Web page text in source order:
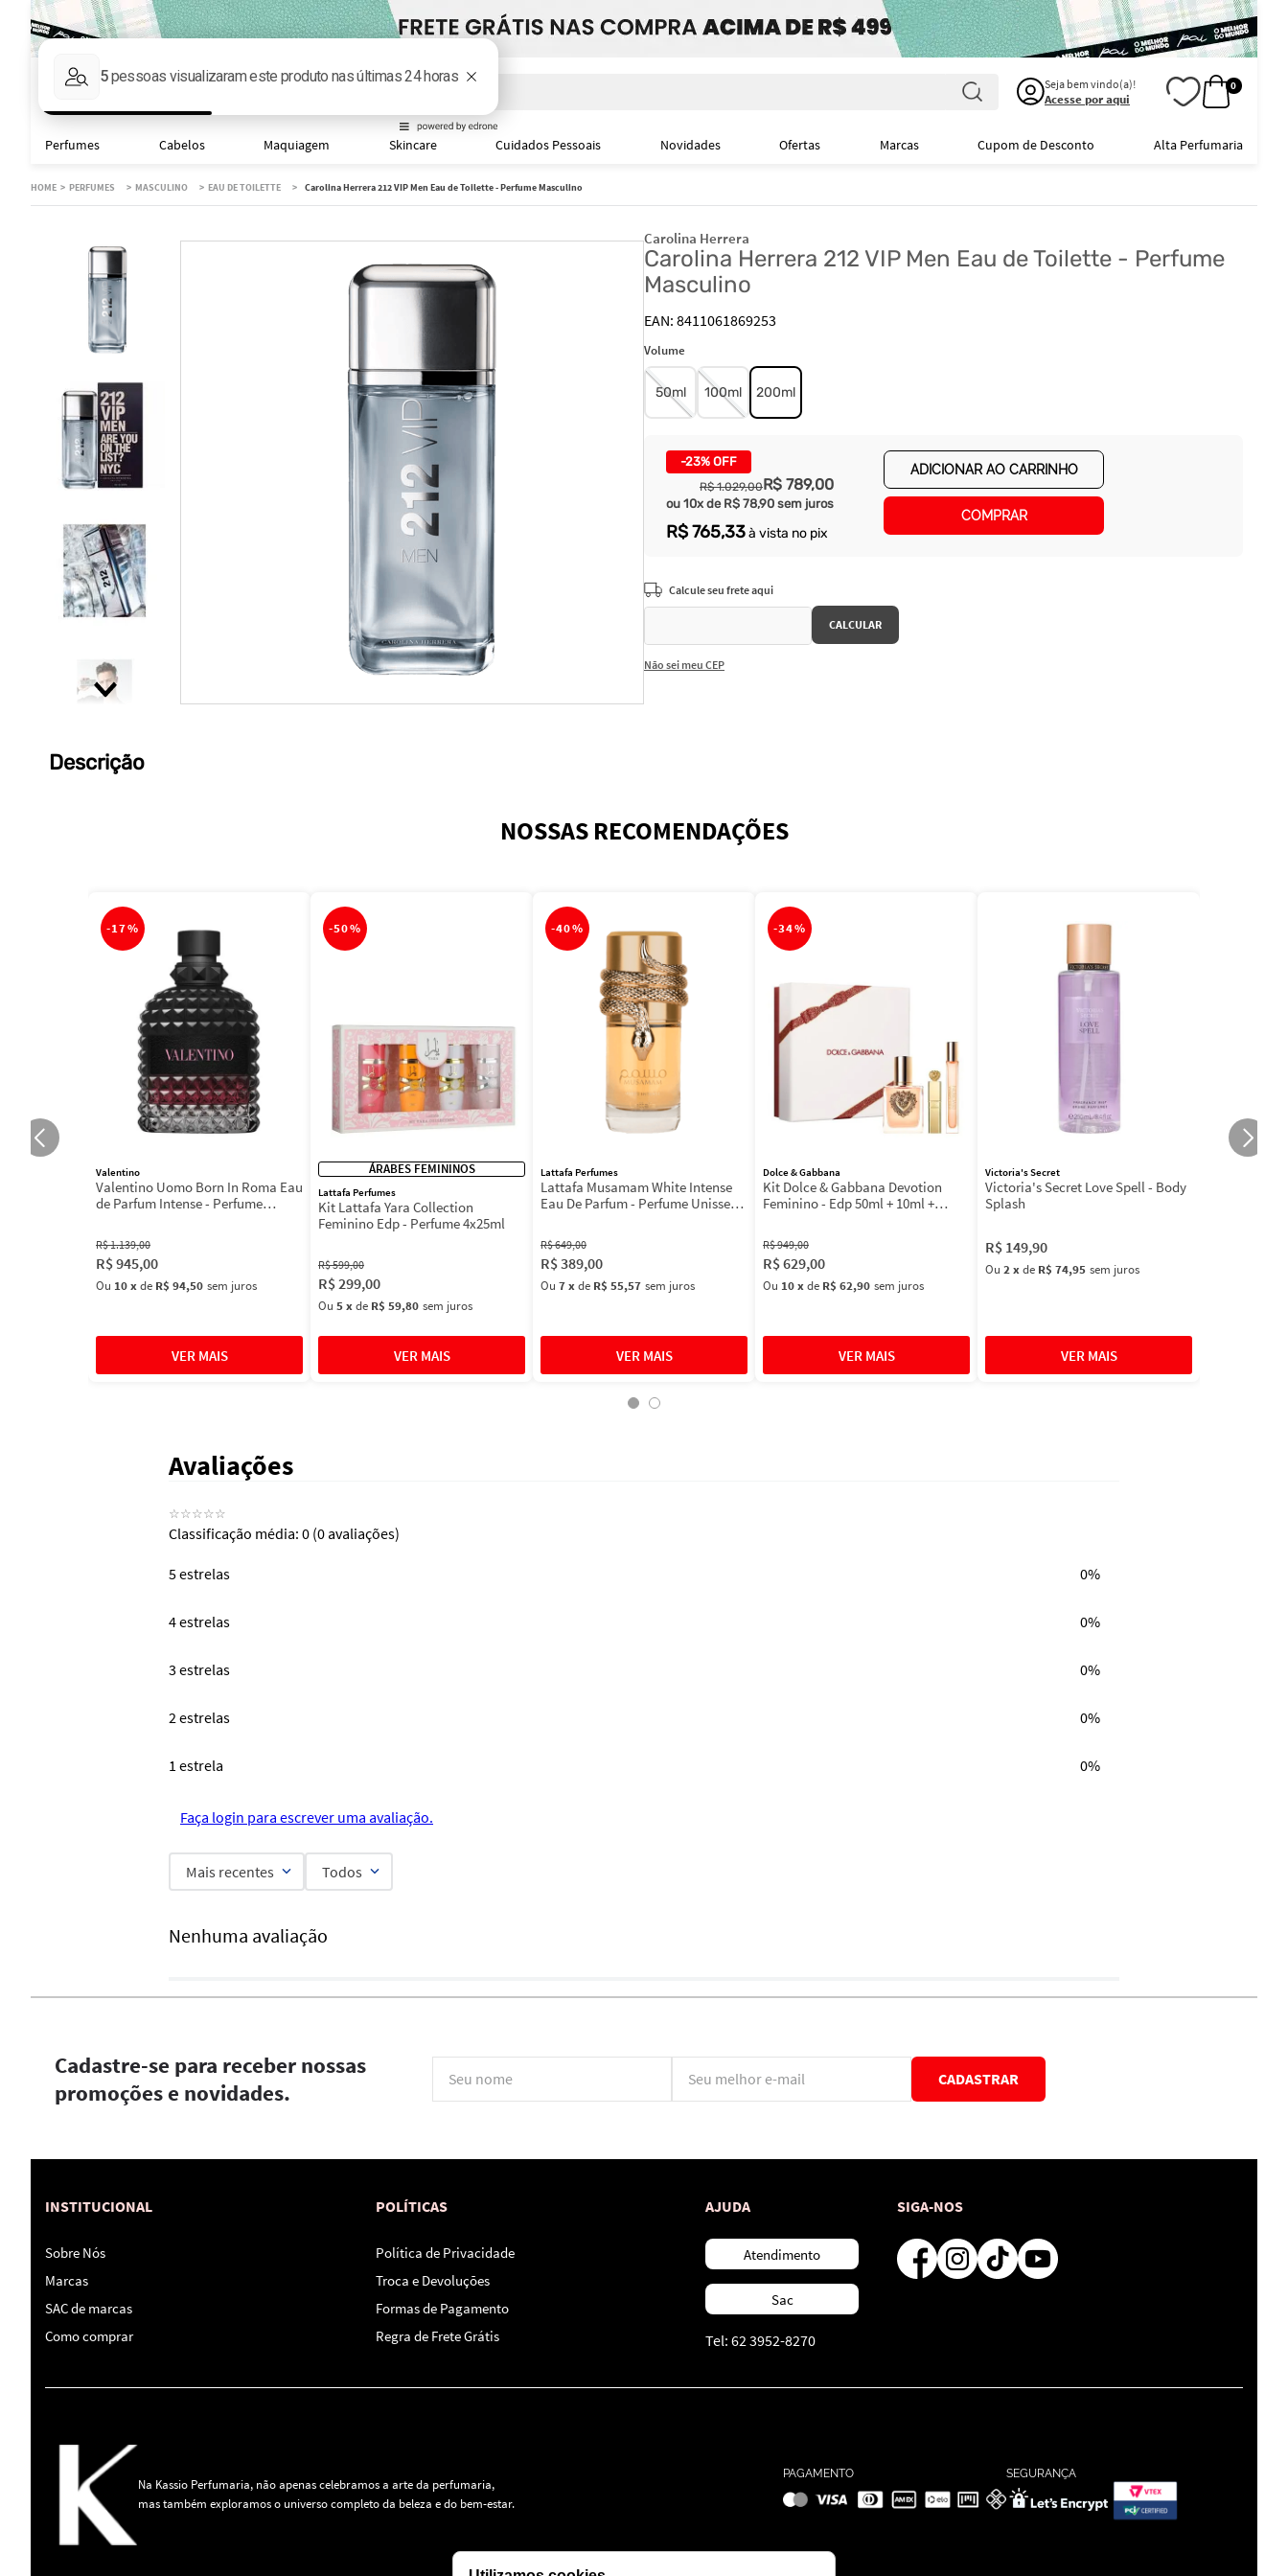
Faça sua busca aqui Seja bem vindo(a)!
Acesse por aqui
0
Perfumes Cabelos Maquiagem Skincare Cuidados Pessoais Novidades Ofertas Marcas Cupom de Desconto Alta Perfumaria
PERFUMES MASCULINO EAU DE TOILETTE Carolina Herrera 212 VIP Men Eau de Toilette - Perfume Masculino
Carolina Herrera
Carolina Herrera 212 VIP Men Eau de Toilette - Perfume
Masculino
8411061869253
Volume
50ml 100ml 200ml
-23% OFF
R$ 789,00
R$ 1.029,00
ou 10x de R$ 78,90 sem juros
R$765,33à vista no pix
ADICIONAR AO CARRINHO
COMPRAR
Não sei meu CEP
Descrição
NOSSAS RECOMENDAÇÕES
-17%
Valentino
Valentino Uomo Born In Roma Eau
de Parfum Intense - Perfume
R$1.139,00
R$945,00
Ou 10xde R$ 94,50 sem juros
-50%
ÁRABES FEMININOS
Lattafa Perfumes
Kit Lattafa Yara Collection
Feminino Edp - Perfume 4x25ml
R$599,00
R$299,00
Ou 5xde R$ 59,80 sem juros
-40%
Lattafa Perfumes
Lattafa Musamam White Intense
Eau De Parfum - Perfume Unissex
R$649,00
R$389,00
Ou 7xde R$ 55,57 sem juros
-34%
Dolce & Gabbana
Kit Dolce & Gabbana Devotion
Feminino - Edp 50ml + 10ml +
R$949,00
R$629,00
Ou 10xde R$ 62,90 sem juros
Victoria's Secret
Victoria's Secret Love Spell - Body
Splash
R$ 149,90
Ou 2xde R$ 74,95 sem juros
Avaliações
☆☆☆☆☆
Classificação média: 0 (0 avaliações)
5 estrelas 0%
4 estrelas 0%
3 estrelas 0%
2 estrelas 0%
1 estrela 0%
Faça login para escrever uma avaliação.
Mais recentes Todos
Nenhuma avaliação
Cadastre-se para receber nossas
promoções e novidades.
CADASTRAR
INSTITUCIONAL
Sobre Nós
Marcas
SAC de marcas
Como comprar
POLÍTICAS
Política de Privacidade
Troca e Devoluções
Formas de Pagamento
Regra de Frete Grátis
AJUDA
Atendimento
Sac
Tel: 62 3952-8270
SIGA-NOS
Na Kassio Perfumaria, não apenas celebramos a arte da perfumaria,
mas também exploramos o universo completo da beleza e do bem-estar.
PAGAMENTO SEGURANÇA